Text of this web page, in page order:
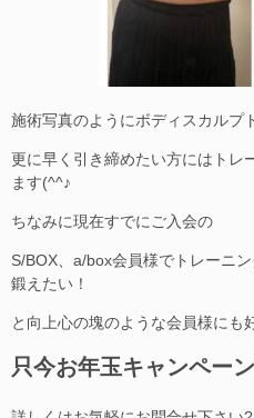
施術写真のようにボディスカルプ
更に早く引き締めたい方にはトレ
ます(^^♪
ちなみに現在すでにご入会の
S/BOX、a/box会員様でトレーニ
鍛えたい！
と向上心の塊のような会員様にも
只今お年玉キャンペー